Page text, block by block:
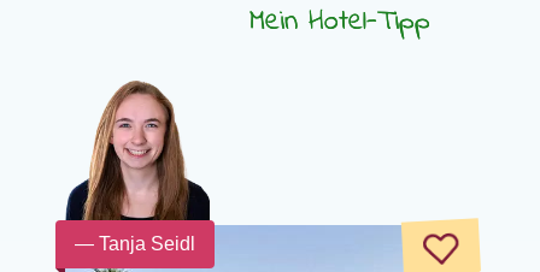
Mein Hotel-Tipp
— Tanja Seidl